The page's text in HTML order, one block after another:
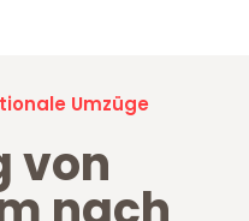
Umzüge
von